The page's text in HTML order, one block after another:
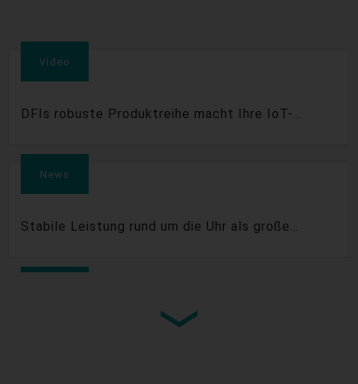
Video
DFIs robuste Produktreihe macht Ihre IoT-
News
Stabile Leistung rund um die Uhr als große